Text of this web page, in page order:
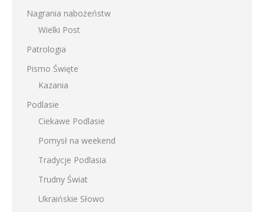
Nagrania nabożeństw
Wielki Post
Patrologia
Pismo Święte
Kazania
Podlasie
Ciekawe Podlasie
Pomysł na weekend
Tradycje Podlasia
Trudny Świat
Ukraińskie Słowo